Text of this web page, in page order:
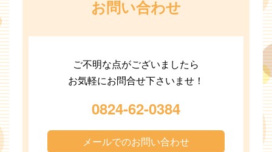
お問い合わせ
ご不明な点がございましたら
お気軽にお問合せ下さいませ！
0824-62-0384
メールでのお問い合わせ